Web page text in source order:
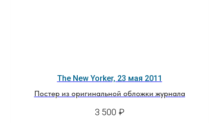
The New Yorker, 23 мая 2011
Постер из оригинальной обложки журнала
3 500 ₽